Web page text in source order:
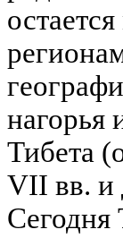
нагорья
Тибета
VII вв. и
Сегодня